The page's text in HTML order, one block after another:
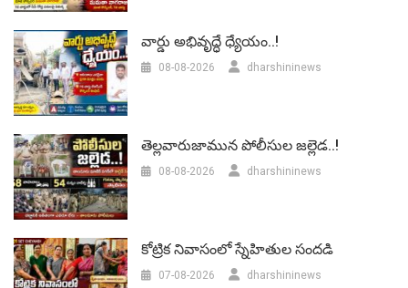
వార్డు అభివృద్ధే ధ్యేయం..!
08-08-2026 dharshininews
తెల్లవారుజామున పోలీసుల జల్లెడ..!
08-08-2026 dharshininews
కోట్రిక నివాసంలో స్నేహితుల సందడి
07-08-2026 dharshininews